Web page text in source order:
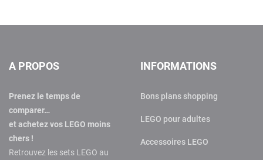
A PROPOS
Prenez le temps de
comparer…
et achetez vos LEGO moins
chers !
Retrouvez les sets LEGO au
INFORMATIONS
Bons plans shopping
LEGO pour adultes
Accessoires LEGO